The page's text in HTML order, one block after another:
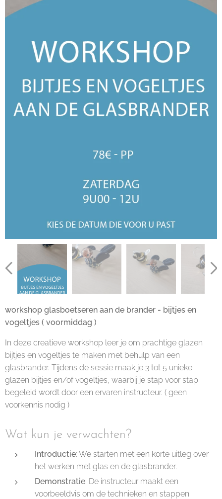
workshop glasboetseren aan de brander - bijtjes en
vogeltjes ( voormiddag )
In deze creatieve workshop leer je om prachtige glazen
bijtjes en vogeltjes te maken met behulp van een
glasbrander. Tijdens de sessie maak je 3 tot 5 unieke
glazen bijtjes en/of vogeltjes, waarbij je stap voor stap
begeleid wordt door een ervaren instructeur. ( geen
voorkennis nodig )
Wat kun je verwachten?
Introductie: We starten met een korte uitleg over
het werken met glas en de glasbrander.
Demonstratie: De instructeur maakt een
voorbeeldvis om de technieken en stappen